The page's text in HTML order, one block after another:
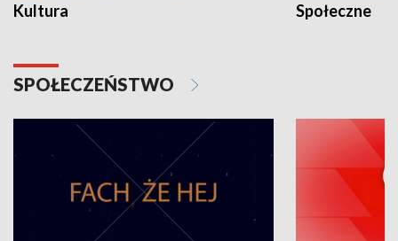
Kultura Społeczne
SPOŁECZEŃSTWO